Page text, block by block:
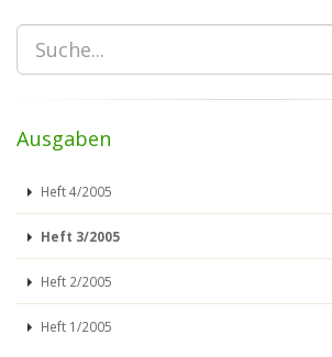
Ausgaben
Heft 4/2005
Heft 3/2005
Heft 2/2005
Heft 1/2005